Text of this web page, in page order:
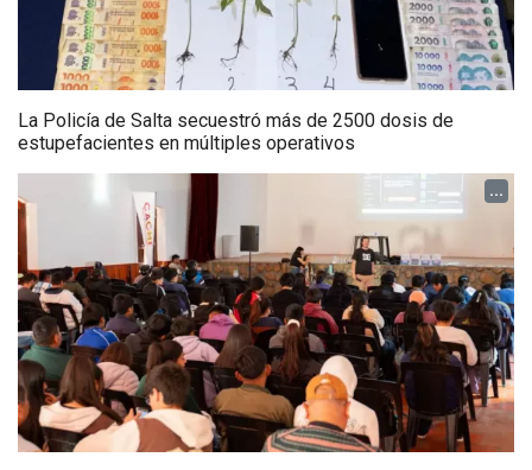
La Policía de Salta secuestró más de 2500 dosis de
estupefacientes en múltiples operativos
...